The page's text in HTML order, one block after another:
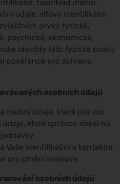
například jméno,
údaje, síťový identifikátor
prvků fyzické,
psychické, ekonomické,
identity této fyzické osoby.
pověřence pro ochranu
osobních údajů
údaje, které jste mu
které správce získal na
Vaše identifikační a kontaktní
pro plnění smlouvy.
osobních údajů